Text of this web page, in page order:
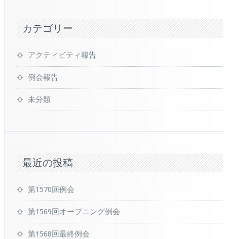
カテゴリー
アクティビティ報告
例会報告
未分類
最近の投稿
第1570回例会
第1569回オープニング例会
第1568回最終例会